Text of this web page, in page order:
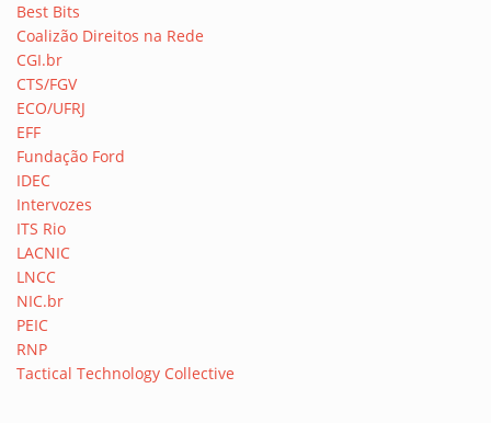
Best Bits
Coalizão Direitos na Rede
CGI.br
CTS/FGV
ECO/UFRJ
EFF
Fundação Ford
IDEC
Intervozes
ITS Rio
LACNIC
LNCC
NIC.br
PEIC
RNP
Tactical Technology Collective